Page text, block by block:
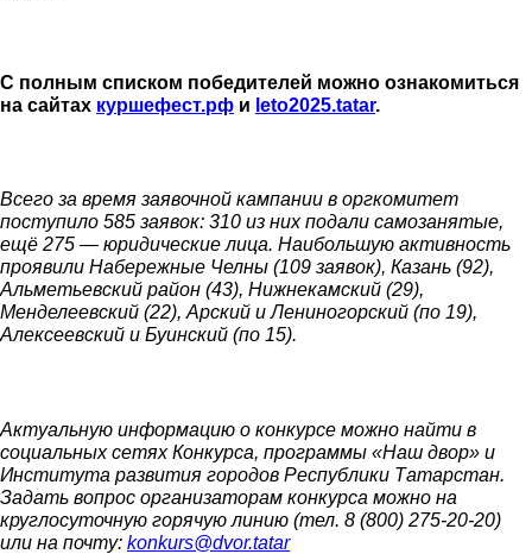
С полным списком победителей можно ознакомиться
на сайтах куршефест.рф и leto2025.tatar.
Всего за время заявочной кампании в оргкомитет
поступило 585 заявок: 310 из них подали самозанятые,
ещё 275 — юридические лица. Наибольшую активность
проявили Набережные Челны (109 заявок), Казань (92),
Альметьевский район (43), Нижнекамский (29),
Менделеевский (22), Арский и Лениногорский (по 19),
Алексеевский и Буинский (по 15).
Актуальную информацию о конкурсе можно найти в
социальных сетях Конкурса, программы «Наш двор» и
Института развития городов Республики Татарстан.
Задать вопрос организаторам конкурса можно на
круглосуточную горячую линию (тел. 8 (800) 275-20-20)
или на почту: konkurs@dvor.tatar